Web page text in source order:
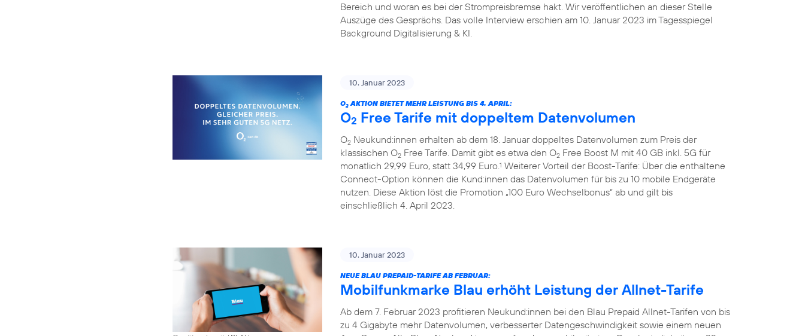
Bereich und woran es bei der Strompreisbremse hakt. Wir veröffentlichen an dieser Stelle
Auszüge des Gesprächs. Das volle Interview erschien am 10. Januar 2023 im Tagesspiegel
Background Digitalisierung & KI.
10. Januar 2023
O2 AKTION BIETET MEHR LEISTUNG BIS 4. APRIL:
O2 Free Tarife mit doppeltem Datenvolumen
O2 Neukund:innen erhalten ab dem 18. Januar doppeltes Datenvolumen zum Preis der
klassischen O2 Free Tarife. Damit gibt es etwa den O2 Free Boost M mit 40 GB inkl. 5G für
monatlich 29,99 Euro, statt 34,99 Euro.1 Weiterer Vorteil der Boost-Tarife: Über die enthaltene
Connect-Option können die Kund:innen das Datenvolumen für bis zu 10 mobile Endgeräte
nutzen. Diese Aktion löst die Promotion „100 Euro Wechselbonus“ ab und gilt bis
einschließlich 4. April 2023.
10. Januar 2023
NEUE BLAU PREPAID-TARIFE AB FEBRUAR:
Mobilfunkmarke Blau erhöht Leistung der Allnet-Tarife
Ab dem 7. Februar 2023 profitieren Neukund:innen bei den Blau Prepaid Allnet-Tarifen von bis
zu 4 Gigabyte mehr Datenvolumen, verbesserter Datengeschwindigkeit sowie einem neuen